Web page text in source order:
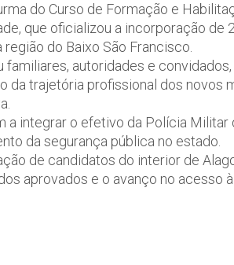
do Curso de Formação e
que oficializou a incorporação de
do Baixo São Francisco.
autoridades e
da trajetória profissional dos novos
a integrar o efetivo da Polícia Militar
da segurança pública no estado.
de candidatos do interior de
aprovados e o avanço no acesso